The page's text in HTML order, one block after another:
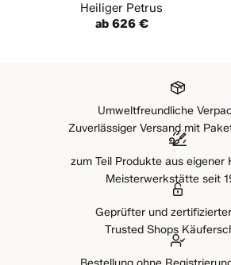
Heiliger Petrus
ab 626 €
Umweltfreundliche
Zuverlässiger Versand mit
zum Teil Produkte aus eigener
Meisterwerkstätte seit
Geprüfter und
Trusted Shops